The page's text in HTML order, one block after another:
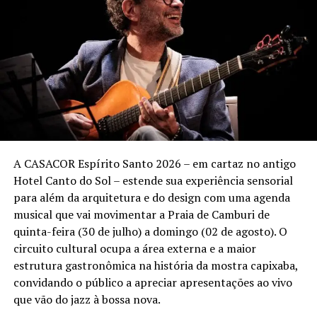
com o público dentro e fora dos palcos. Seus shows
seguem sendo marcados pela intensidade, pela
interação com a plateia e por um repertório que une
clássicos da carreira a novos sucessos.
Sunset Marcelo Falcão – Turnê “O Legado”
3 de outubro (sábado)
Ingressos:vendas a partir de 13 de agosto pelo
siteOnticket.com.br.
Setores:
• Pista Pé na Areia – a partir de R$ 80 (meia-entrada)
• Espaço Premium – a partir de R$ 110 (meia-entrada)
• Lounges – informações @booaproducoes
A CASACOR Espírito Santo 2026 – em cartaz no antigo
Hotel Canto do Sol – estende sua experiência sensorial
para além da arquitetura e do design com uma agenda
musical que vai movimentar a Praia de Camburi de
quinta-feira (30 de julho) a domingo (02 de agosto). O
circuito cultural ocupa a área externa e a maior
estrutura gastronômica na história da mostra capixaba,
convidando o público a apreciar apresentações ao vivo
que vão do jazz à bossa nova.